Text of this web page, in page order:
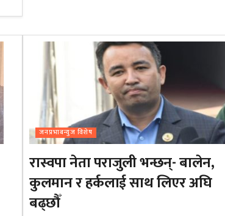
जनप्रभाबन्युज विशेष
रास्वपा नेता पराजुली भन्छन्- बालेन,
कुलमान र हर्कलाई साथ लिएर अघि
बढ्छौँ